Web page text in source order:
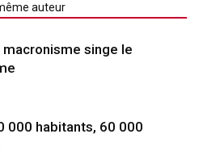
auteur
macronisme singe le
000 habitants, 60 000